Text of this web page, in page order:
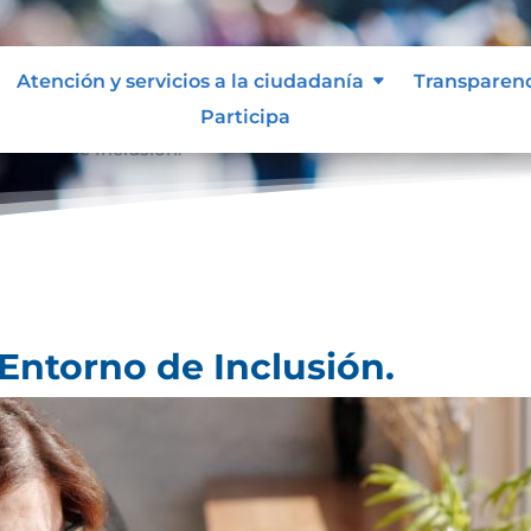
Atención y servicios a la ciudadanía
Participa
de Inclusión.
de Inclusión.